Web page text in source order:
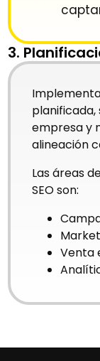
3.
empresa y
alineación
Las áreas
SEO son:
Venta